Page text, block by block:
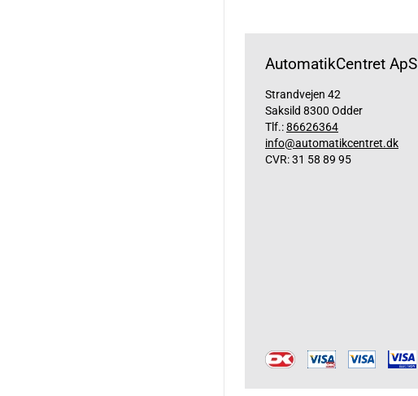
AutomatikCentret ApS
Strandvejen 42
Saksild 8300 Odder
Tlf.:86626364
info@automatikcentret.dk
CVR: 31 58 89 95